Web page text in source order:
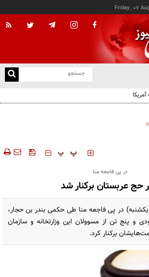
Friday , 07
‍‍‍ پ پ
در پی فاجعه منا
حج عربستان برکنار شد
در پی فاجعه منا طی حکمی بندر بن حجار،
و پنج تن از مسوولان این وزارتخانه و سازمان
برکنار کرد.